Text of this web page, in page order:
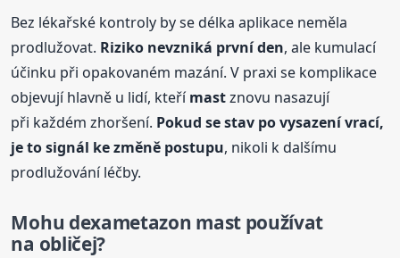
Bez lékařské kontroly by se délka aplikace neměla
prodlužovat. Riziko nevzniká první den, ale kumulací
účinku při opakovaném mazání. V praxi se komplikace
objevují hlavně u lidí, kteřímastznovu nasazují
při každém zhoršení. Pokud se stav po vysazení vrací,
je to signál ke změně postupu, nikoli k dalšímu
prodlužování léčby.
Mohu dexametazon mastpoužívat
na obličej?